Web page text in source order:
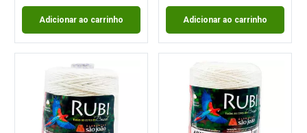
Adicionar ao carrinho Adicionar ao carrinho